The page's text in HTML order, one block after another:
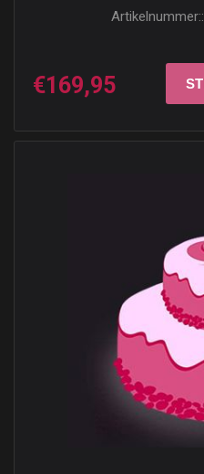
Artikelnummer::
€169,95